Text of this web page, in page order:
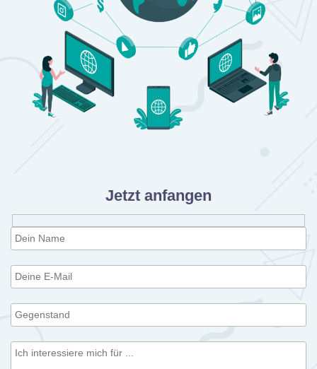
Jetzt anfangen